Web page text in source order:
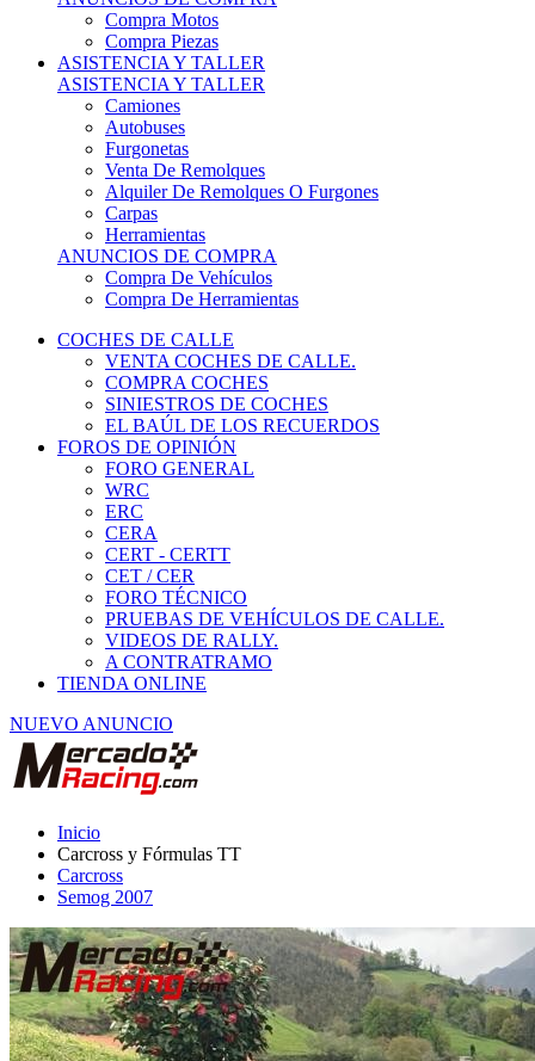
COCHES DE CALLE
VENTA COCHES DE CALLE.
COMPRA COCHES
SINIESTROS DE COCHES
EL BAÚL DE LOS RECUERDOS
FOROS DE OPINIÓN
FORO GENERAL
WRC
ERC
CERA
CERT - CERTT
CET / CER
FORO TÉCNICO
PRUEBAS DE VEHÍCULOS DE CALLE.
VIDEOS DE RALLY.
A CONTRATRAMO
TIENDA ONLINE
NUEVO ANUNCIO
Inicio
Carcross y Fórmulas TT
Carcross
Semog 2007